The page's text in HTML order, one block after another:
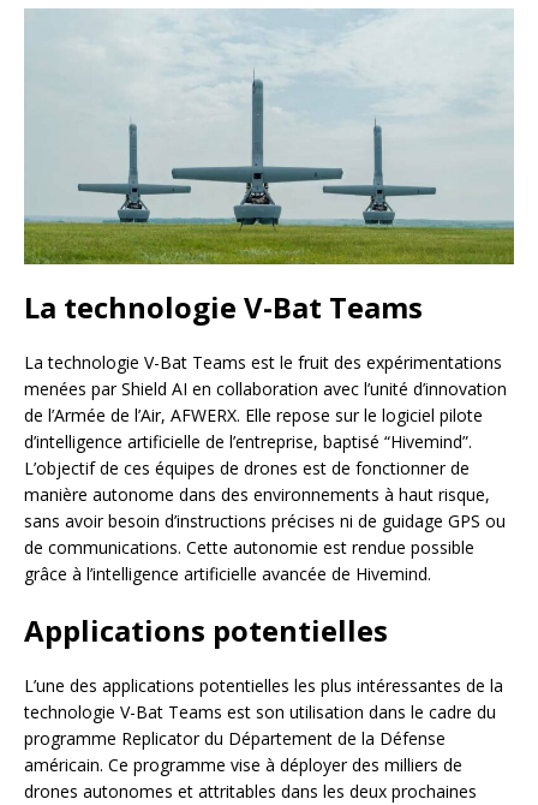
La technologie V-Bat Teams
La technologie V-Bat Teams est le fruit des expérimentations
menées par Shield AI en collaboration avec l’unité d’innovation
de l’Armée de l’Air, AFWERX. Elle repose sur le logiciel pilote
d’intelligence artificielle de l’entreprise, baptisé “Hivemind”.
L’objectif de ces équipes de drones est de fonctionner de
manière autonome dans des environnements à haut risque,
sans avoir besoin d’instructions précises ni de guidage GPS ou
de communications. Cette autonomie est rendue possible
grâce à l’intelligence artificielle avancée de Hivemind.
Applications potentielles
L’une des applications potentielles les plus intéressantes de la
technologie V-Bat Teams est son utilisation dans le cadre du
programme Replicator du Département de la Défense
américain. Ce programme vise à déployer des milliers de
drones autonomes et attritables dans les deux prochaines